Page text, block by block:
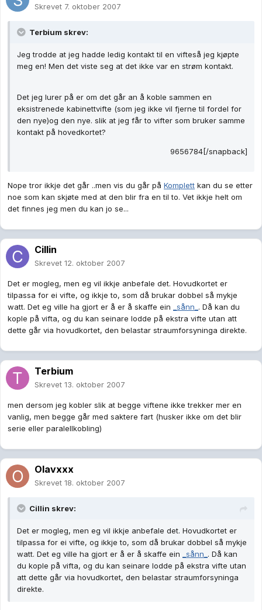
Skrevet 7. oktober 2007
Terbium skrev:
Jeg trodde at jeg hadde ledig kontakt til en vifteså jeg kjøpte
meg en! Men det viste seg at det ikke var en strøm kontakt.
Det jeg lurer på er om det går an å koble sammen en
eksistrenede kabinettvifte (som jeg ikke vil fjerne til fordel for
den nye)og den nye. slik at jeg får to vifter som bruker samme
kontakt på hovedkortet?
9656784[/snapback]
Nope tror ikkje det går ..men vis du går på Komplett kan du se etter
noe som kan skjøte med at den blir fra en til to. Vet ikkje helt om
det finnes jeg men du kan jo se...
Cillin
Skrevet 12. oktober 2007
Det er mogleg, men eg vil ikkje anbefale det. Hovudkortet er
tilpassa for ei vifte, og ikkje to, som då brukar dobbel så mykje
watt. Det eg ville ha gjort er å er å skaffe ein
_sånn_ . Då kan du
kople på vifta, og du kan seinare lodde på ekstra vifte utan att
dette går via hovudkortet, den belastar straumforsyninga direkte.
Terbium
Skrevet 13. oktober 2007
men dersom jeg kobler slik at begge viftene ikke trekker mer en
vanlig, men begge går med saktere fart (husker ikke om det blir
serie eller paralellkobling)
Olavxxx
Skrevet 18. oktober 2007
Cillin skrev:
Det er mogleg, men eg vil ikkje anbefale det. Hovudkortet er
tilpassa for ei vifte, og ikkje to, som då brukar dobbel så mykje
watt. Det eg ville ha gjort er å er å skaffe ein
_sånn_ . Då kan
du kople på vifta, og du kan seinare lodde på ekstra vifte utan
att dette går via hovudkortet, den belastar straumforsyninga
direkte.